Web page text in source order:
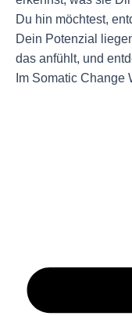
Du hin möchtest,
Dein Potenzial
das anfühlt, und
Im Somatic Change